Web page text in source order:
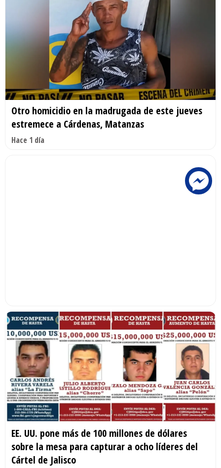
Otro homicidio en la madrugada de este jueves
estremece a Cárdenas, Matanzas
Hace 1 día
EE. UU. pone más de 100 millones de dólares
sobre la mesa para capturar a ocho líderes del
Cártel de Jalisco